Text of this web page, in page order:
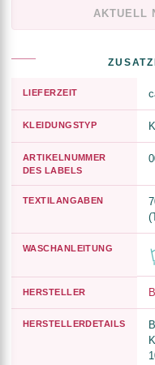
AKTUELL
LIEFERZEIT
KLEIDUNGSTYP
ARTIKELNUMMER
DES LABELS
TEXTILANGABEN
WASCHANLEITUNG
HERSTELLER
HERSTELLERDETAILS